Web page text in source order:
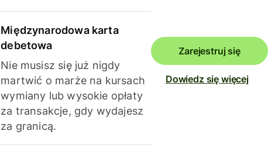
Międzynarodowa karta
debetowa
Nie musisz się już nigdy
martwić o marże na kursach
wymiany lub wysokie opłaty
za transakcje, gdy wydajesz
za granicą.
Zarejestruj się
Dowiedz się więcej